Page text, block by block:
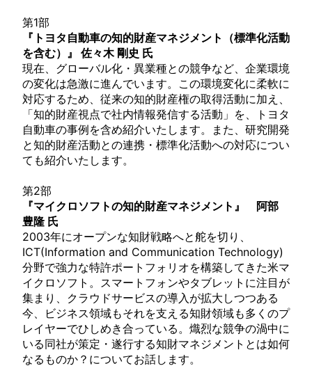
第1部
『トヨタ自動車の知的財産マネジメント（標準化活動
を含む）』 佐々木 剛史 氏
現在、グローバル化・異業種との競争など、企業環境
の変化は急激に進んでいます。この環境変化に柔軟に
対応するため、従来の知的財産権の取得活動に加え、
「知的財産視点で社内情報発信する活動」を、トヨタ
自動車の事例を含め紹介いたします。また、研究開発
と知的財産活動との連携・標準化活動への対応につい
ても紹介いたします。
第2部
『マイクロソフトの知的財産マネジメント』 阿部
豊隆 氏
2003年にオープンな知財戦略へと舵を切り、
ICT(Information and Communication Technology)
分野で強力な特許ポートフォリオを構築してきた米マ
イクロソフト。スマートフォンやタブレットに注目が
集まり、クラウドサービスの導入が拡大しつつある
今、ビジネス領域もそれを支える知財領域も多くのプ
レイヤーでひしめき合っている。熾烈な競争の渦中に
いる同社が策定・遂行する知財マネジメントとは如何
なるものか？についてお話します。